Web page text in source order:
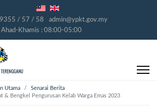
/ 57 / 58
admin@ypkt.gov.my
Ahad-Khamis : 08:00-05:00
Utama
Senarai Berita
& Bengkel Pengurusan Kelab Warga Emas 2023